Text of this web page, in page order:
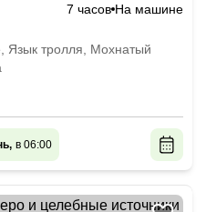
7 часов На машине
Язык тролля, Мохнатый
в 06:00